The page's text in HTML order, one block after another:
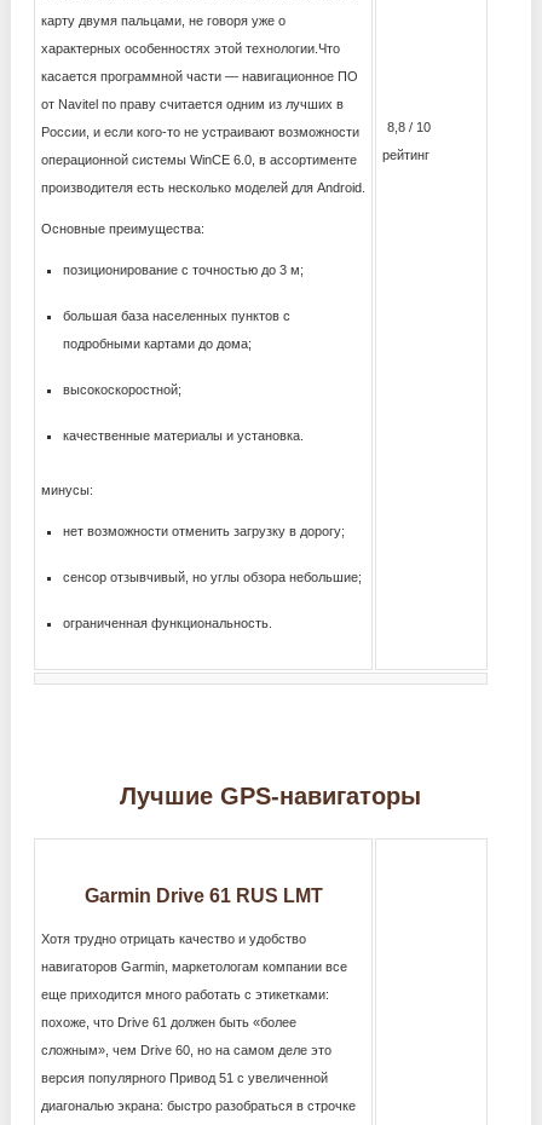
карту двумя пальцами, не говоря уже о
характерных особенностях этой технологии.Что
касается программной части — навигационное ПО
от Navitel по праву считается одним из лучших в
России, и если кого-то не устраивают возможности
операционной системы WinCE 6.0, в ассортименте
производителя есть несколько моделей для Android.
Основные преимущества:
позиционирование с точностью до 3 м;
большая база населенных пунктов с
подробными картами до дома;
высокоскоростной;
качественные материалы и установка.
минусы:
нет возможности отменить загрузку в дорогу;
сенсор отзывчивый, но углы обзора небольшие;
ограниченная функциональность.
8,8 / 10
рейтинг
Лучшие GPS-навигаторы
Garmin Drive 61 RUS LMT
Хотя трудно отрицать качество и удобство
навигаторов Garmin, маркетологам компании все
еще приходится много работать с этикетками:
похоже, что Drive 61 должен быть «более
сложным», чем Drive 60, но на самом деле это
версия популярного Привод 51 с увеличенной
диагональю экрана: быстро разобраться в строчке